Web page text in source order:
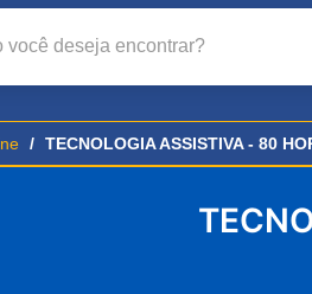
TECNOLOGIA ASSISTIVA - 80